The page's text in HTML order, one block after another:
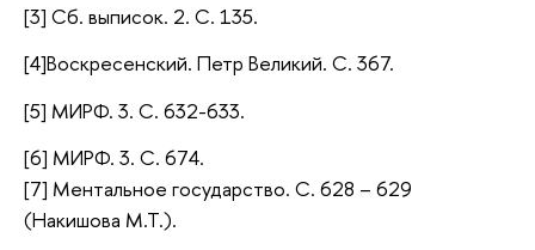
[3] Сб. выписок. 2. С. 135.
[4]Воскресенский. Петр Великий. С. 367.
[5] МИРФ. 3. С. 632-633.
[6] МИРФ. 3. С. 674.
[7] Ментальное государство. С. 628 – 629
(Накишова М.Т.).